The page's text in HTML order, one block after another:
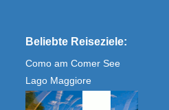
Beliebte Reiseziele:
Como am Comer See
Lago Maggiore